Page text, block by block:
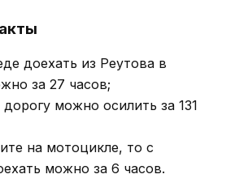
доехать из Реутова в
за 27 часов;
можно осилить за 131
на мотоцикле, то с
можно за 6 часов.